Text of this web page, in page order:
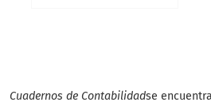
Cuadernos de Contabilidadse